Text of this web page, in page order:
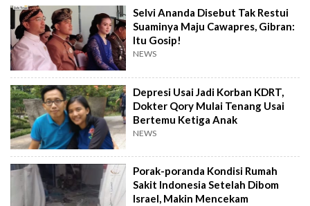
Selvi Ananda Disebut Tak Restui
Suaminya Maju Cawapres, Gibran:
Itu Gosip!
NEWS
Depresi Usai Jadi Korban KDRT,
Dokter Qory Mulai Tenang Usai
Bertemu Ketiga Anak
NEWS
Porak-poranda Kondisi Rumah
Sakit Indonesia Setelah Dibom
Israel, Makin Mencekam